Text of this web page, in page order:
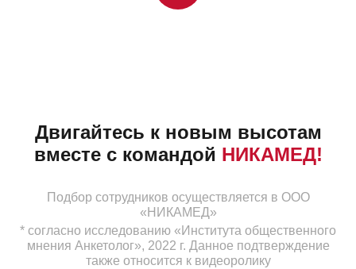
Двигайтесь к новым высотам
вместе с командой НИКАМЕД!
Подбор сотрудников осуществляется в ООО
«НИКАМЕД»
* согласно исследованию «Института общественного
мнения Анкетолог», 2022 г. Данное подтверждение
также относится к видеоролику